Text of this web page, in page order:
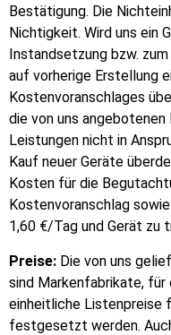
Bestätigung. Die
Nichtigkeit. Wird uns ein
Instandsetzung bzw.
auf vorherige Erstellung
Kostenvoranschlages
die von uns
Leistungen nicht in
Kauf neuer Geräte
Kosten für die
Kostenvoranschlag
1,60 €/Tag und Gerät zu
Preise: Die von uns
sind Markenfabrikate, für
einheitliche Listenpreise
festgesetzt werden.